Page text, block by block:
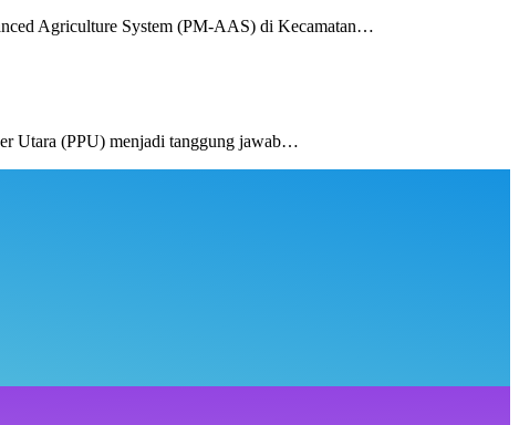
Agriculture System (PM-AAS) di Kecamatan…
Utara (PPU) menjadi tanggung jawab…